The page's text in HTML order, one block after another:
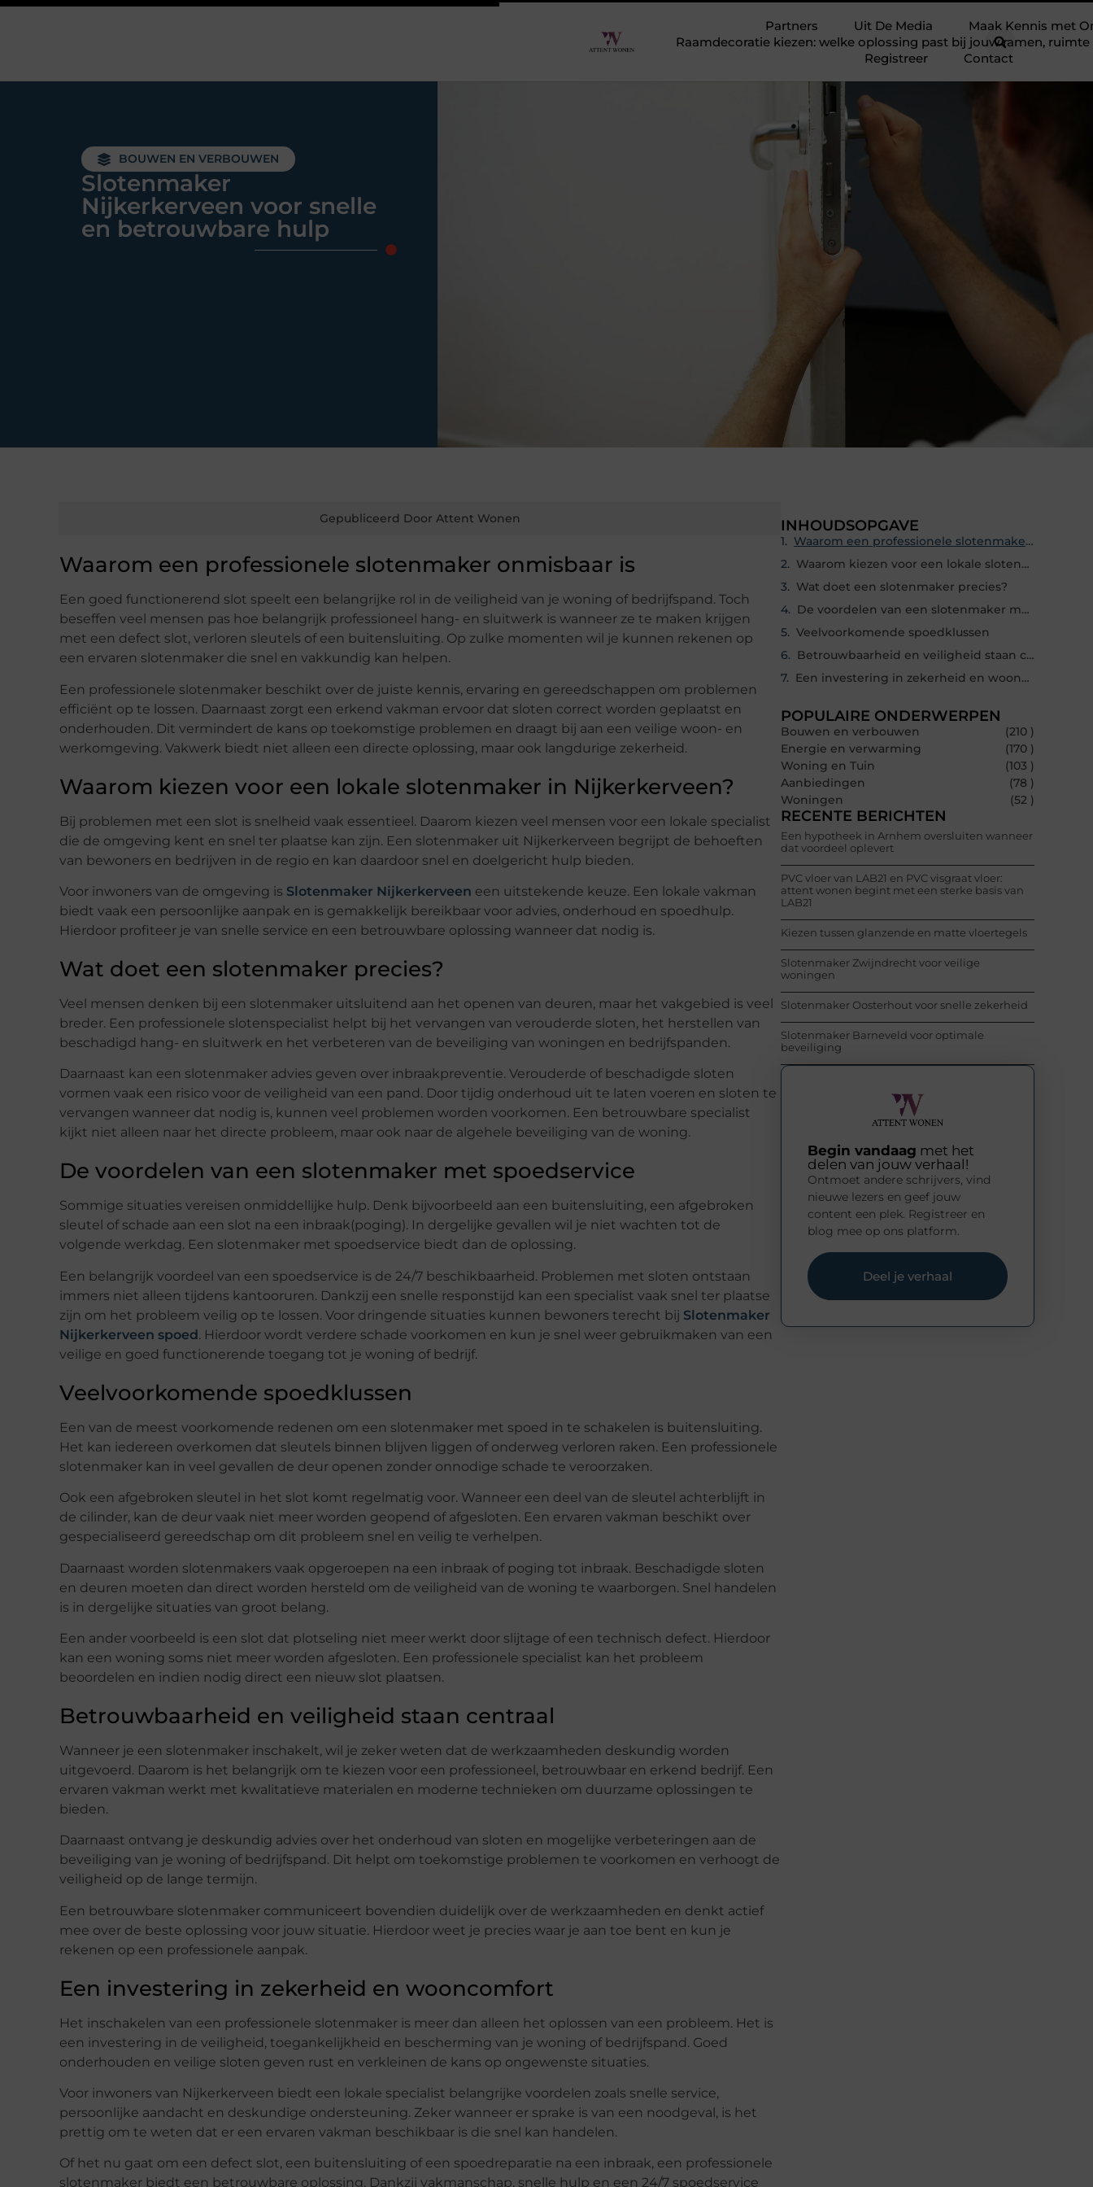
Partners Uit De Media
Maak Kennis met
Raamdecoratie kiezen: welke oplossing past bij jouw ramen,
Registreer
Contact
BOUWEN EN VERBOUWEN
Slotenmaker
Nijkerkerveen voor snelle
en betrouwbare hulp
Gepubliceerd Door Attent Wonen
Waarom een professionele slotenmaker onmisbaar is
Een goed functionerend slot speelt een belangrijke rol in de veiligheid van je woning of bedrijfspand. Toch
beseffen veel mensen pas hoe belangrijk professioneel hang- en sluitwerk is wanneer ze te maken krijgen
met een defect slot, verloren sleutels of een buitensluiting. Op zulke momenten wil je kunnen rekenen op
een ervaren slotenmaker die snel en vakkundig kan helpen.
Een professionele slotenmaker beschikt over de juiste kennis, ervaring en gereedschappen om problemen
efficiënt op te lossen. Daarnaast zorgt een erkend vakman ervoor dat sloten correct worden geplaatst en
onderhouden. Dit vermindert de kans op toekomstige problemen en draagt bij aan een veilige woon- en
werkomgeving. Vakwerk biedt niet alleen een directe oplossing, maar ook langdurige zekerheid.
Waarom kiezen voor een lokale slotenmaker in Nijkerkerveen?
Bij problemen met een slot is snelheid vaak essentieel. Daarom kiezen veel mensen voor een lokale specialist
die de omgeving kent en snel ter plaatse kan zijn. Een slotenmaker uit Nijkerkerveen begrijpt de behoeften
van bewoners en bedrijven in de regio en kan daardoor snel en doelgericht hulp bieden.
Voor inwoners van de omgeving is Slotenmaker Nijkerkerveen een uitstekende keuze. Een lokale vakman
biedt vaak een persoonlijke aanpak en is gemakkelijk bereikbaar voor advies, onderhoud en spoedhulp.
Hierdoor profiteer je van snelle service en een betrouwbare oplossing wanneer dat nodig is.
Wat doet een slotenmaker precies?
Veel mensen denken bij een slotenmaker uitsluitend aan het openen van deuren, maar het vakgebied is veel
breder. Een professionele slotenspecialist helpt bij het vervangen van verouderde sloten, het herstellen van
beschadigd hang- en sluitwerk en het verbeteren van de beveiliging van woningen en bedrijfspanden.
Daarnaast kan een slotenmaker advies geven over inbraakpreventie. Verouderde of beschadigde sloten
vormen vaak een risico voor de veiligheid van een pand. Door tijdig onderhoud uit te laten voeren en sloten te
vervangen wanneer dat nodig is, kunnen veel problemen worden voorkomen. Een betrouwbare specialist
kijkt niet alleen naar het directe probleem, maar ook naar de algehele beveiliging van de woning.
De voordelen van een slotenmaker met spoedservice
Sommige situaties vereisen onmiddellijke hulp. Denk bijvoorbeeld aan een buitensluiting, een afgebroken
sleutel of schade aan een slot na een inbraak(poging). In dergelijke gevallen wil je niet wachten tot de
volgende werkdag. Een slotenmaker met spoedservice biedt dan de oplossing.
Een belangrijk voordeel van een spoedservice is de 24/7 beschikbaarheid. Problemen met sloten ontstaan
immers niet alleen tijdens kantooruren. Dankzij een snelle responstijd kan een specialist vaak snel ter plaatse
zijn om het probleem veilig op te lossen. Voor dringende situaties kunnen bewoners terecht bij Slotenmaker
Nijkerkerveen spoed. Hierdoor wordt verdere schade voorkomen en kun je snel weer gebruikmaken van een
veilige en goed functionerende toegang tot je woning of bedrijf.
Veelvoorkomende spoedklussen
Een van de meest voorkomende redenen om een slotenmaker met spoed in te schakelen is buitensluiting.
Het kan iedereen overkomen dat sleutels binnen blijven liggen of onderweg verloren raken. Een professionele
slotenmaker kan in veel gevallen de deur openen zonder onnodige schade te veroorzaken.
Ook een afgebroken sleutel in het slot komt regelmatig voor. Wanneer een deel van de sleutel achterblijft in
de cilinder, kan de deur vaak niet meer worden geopend of afgesloten. Een ervaren vakman beschikt over
gespecialiseerd gereedschap om dit probleem snel en veilig te verhelpen.
Daarnaast worden slotenmakers vaak opgeroepen na een inbraak of poging tot inbraak. Beschadigde sloten
en deuren moeten dan direct worden hersteld om de veiligheid van de woning te waarborgen. Snel handelen
is in dergelijke situaties van groot belang.
Een ander voorbeeld is een slot dat plotseling niet meer werkt door slijtage of een technisch defect. Hierdoor
kan een woning soms niet meer worden afgesloten. Een professionele specialist kan het probleem
beoordelen en indien nodig direct een nieuw slot plaatsen.
Betrouwbaarheid en veiligheid staan centraal
Wanneer je een slotenmaker inschakelt, wil je zeker weten dat de werkzaamheden deskundig worden
uitgevoerd. Daarom is het belangrijk om te kiezen voor een professioneel, betrouwbaar en erkend bedrijf. Een
ervaren vakman werkt met kwalitatieve materialen en moderne technieken om duurzame oplossingen te
bieden.
Daarnaast ontvang je deskundig advies over het onderhoud van sloten en mogelijke verbeteringen aan de
beveiliging van je woning of bedrijfspand. Dit helpt om toekomstige problemen te voorkomen en verhoogt de
veiligheid op de lange termijn.
Een betrouwbare slotenmaker communiceert bovendien duidelijk over de werkzaamheden en denkt actief
mee over de beste oplossing voor jouw situatie. Hierdoor weet je precies waar je aan toe bent en kun je
rekenen op een professionele aanpak.
Een investering in zekerheid en wooncomfort
Het inschakelen van een professionele slotenmaker is meer dan alleen het oplossen van een probleem. Het is
een investering in de veiligheid, toegankelijkheid en bescherming van je woning of bedrijfspand. Goed
onderhouden en veilige sloten geven rust en verkleinen de kans op ongewenste situaties.
Voor inwoners van Nijkerkerveen biedt een lokale specialist belangrijke voordelen zoals snelle service,
persoonlijke aandacht en deskundige ondersteuning. Zeker wanneer er sprake is van een noodgeval, is het
prettig om te weten dat er een ervaren vakman beschikbaar is die snel kan handelen.
Of het nu gaat om een defect slot, een buitensluiting of een spoedreparatie na een inbraak, een professionele
slotenmaker biedt een betrouwbare oplossing. Dankzij vakmanschap, snelle hulp en een 24/7 spoedservice
INHOUDSOPGAVE
Waarom een professionele slotenmaker onmisbaar is
Waarom kiezen voor een lokale slotenmaker in Nijkerkerveen?
Wat doet een slotenmaker precies?
De voordelen van een slotenmaker met spoedservice
Veelvoorkomende spoedklussen
Betrouwbaarheid en veiligheid staan centraal
Een investering in zekerheid en wooncomfort
POPULAIRE ONDERWERPEN
Bouwen en verbouwen
(210 )
Energie en verwarming
(170 )
Woning en Tuin
(103 )
Aanbiedingen
(78 )
Woningen
(52 )
RECENTE BERICHTEN
Een hypotheek in Arnhem oversluiten wanneer
dat voordeel oplevert
PVC vloer van LAB21 en PVC visgraat vloer:
attent wonen begint met een sterke basis van
LAB21
Kiezen tussen glanzende en matte vloertegels
Slotenmaker Zwijndrecht voor veilige
woningen
Slotenmaker Oosterhout voor snelle zekerheid
Slotenmaker Barneveld voor optimale
beveiliging
Begin vandaag met het
delen van jouw verhaal!
Ontmoet andere schrijvers, vind
nieuwe lezers en geef jouw
content een plek. Registreer en
blog mee op ons platform.
Deel je verhaal